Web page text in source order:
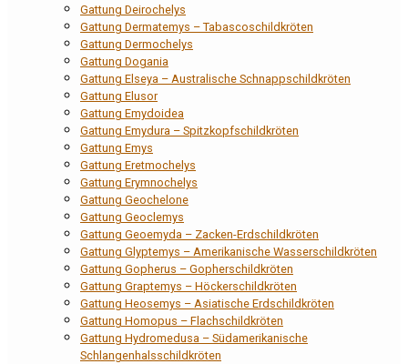
Gattung Deirochelys
Gattung Dermatemys – Tabascoschildkröten
Gattung Dermochelys
Gattung Dogania
Gattung Elseya – Australische Schnappschildkröten
Gattung Elusor
Gattung Emydoidea
Gattung Emydura – Spitzkopfschildkröten
Gattung Emys
Gattung Eretmochelys
Gattung Erymnochelys
Gattung Geochelone
Gattung Geoclemys
Gattung Geoemyda – Zacken-Erdschildkröten
Gattung Glyptemys – Amerikanische Wasserschildkröten
Gattung Gopherus – Gopherschildkröten
Gattung Graptemys – Höckerschildkröten
Gattung Heosemys – Asiatische Erdschildkröten
Gattung Homopus – Flachschildkröten
Gattung Hydromedusa – Südamerikanische
Schlangenhalsschildkröten